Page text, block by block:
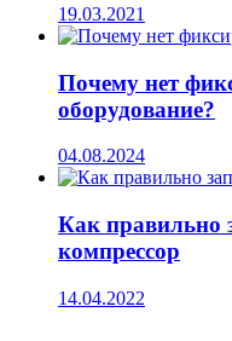
19.03.2021
Почему нет
оборудование?
04.08.2024
Как правильно
компрессор
14.04.2022